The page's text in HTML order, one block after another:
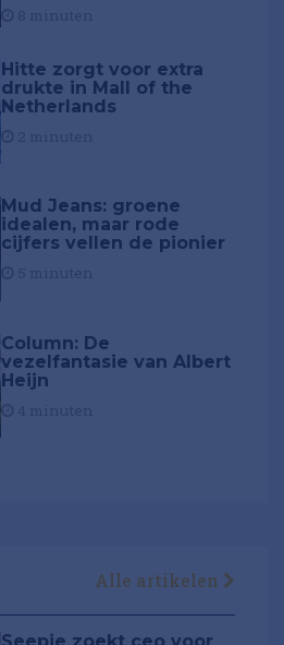
Hitte zorgt voor extra
drukte in Mall of the
Netherlands
Mud Jeans: groene
idealen, maar rode
cijfers vellen de pionier
Column: De
vezelfantasie van Albert
Heijn
Alle artikelen